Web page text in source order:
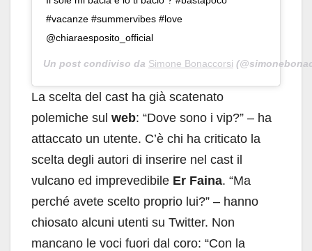
#vacanze #summervibes #love
@chiaraesposito_official
Un post condiviso da Simone Bonaccorsi
La scelta del cast ha già scatenato
polemiche sul web: “Dove sono i vip?” – ha
attaccato un utente. C’è chi ha criticato la
scelta degli autori di inserire nel cast il
vulcano ed imprevedibile Er Faina. “Ma
perché avete scelto proprio lui?” – hanno
chiosato alcuni utenti su Twitter. Non
mancano le voci fuori dal coro: “Con la